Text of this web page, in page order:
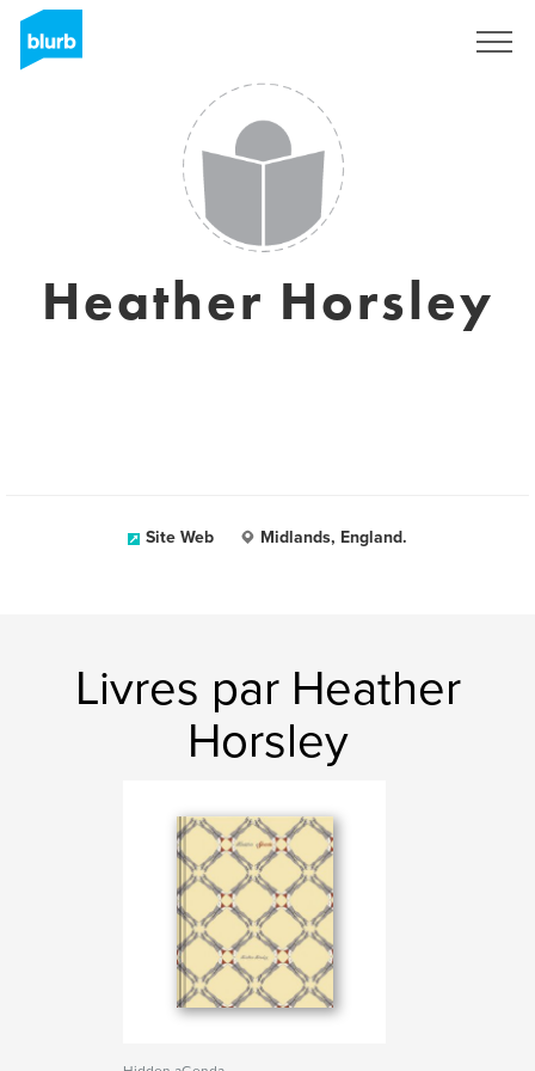
Heather Horsley
Site Web Midlands, England.
Livres par Heather
Horsley